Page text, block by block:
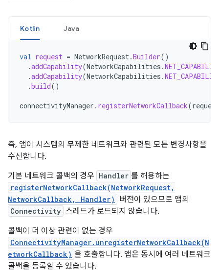
Kotlin Java
val request = NetworkRequest.Builder()
.addCapability(NetworkCapabilities .
.addCapability(NetworkCapabilities .
.build()
connectivityManager . registerNetworkCallback(request
즉, 앱이 시스템의 무제한 네트워크와 관련된 모든 변경사항을
수신합니다.
기본 네트워크 콜백의 경우 Handler 를 허용하는
registerNetworkCallback(NetworkRequest,
NetworkCallback, Handler)
버전이 있으므로 앱의
Connectivity 스레드가 로드되지 않습니다.
콜백이 더 이상 관련이 없는 경우
ConnectivityManager.unregisterNetworkCallback(N
etworkCallback) 을 호출합니다. 앱은 동시에 여러 네트워크
콜백을 등록할 수 있습니다.